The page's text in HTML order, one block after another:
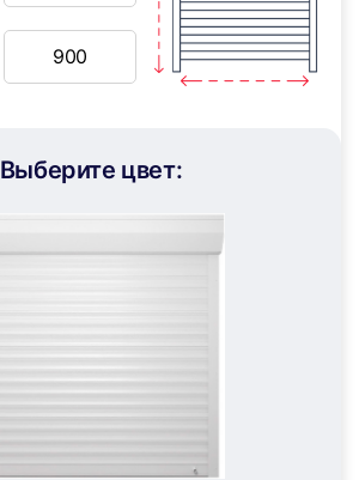
10
12
Выберите цвет: